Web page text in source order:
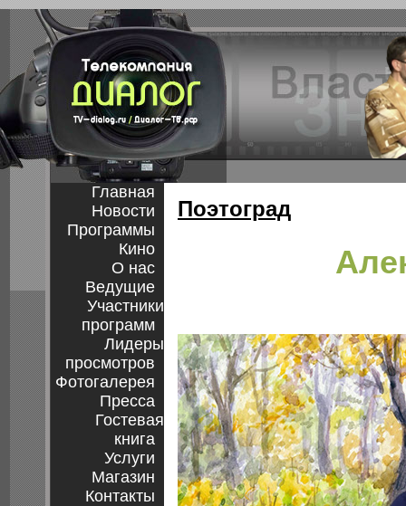
Главная
Новости
Программы
Кино
О нас
Ведущие
Участники
программ
Лидеры
просмотров
Фотогалерея
Пресса
Гостевая
книга
Услуги
Магазин
Контакты
Поэтоград